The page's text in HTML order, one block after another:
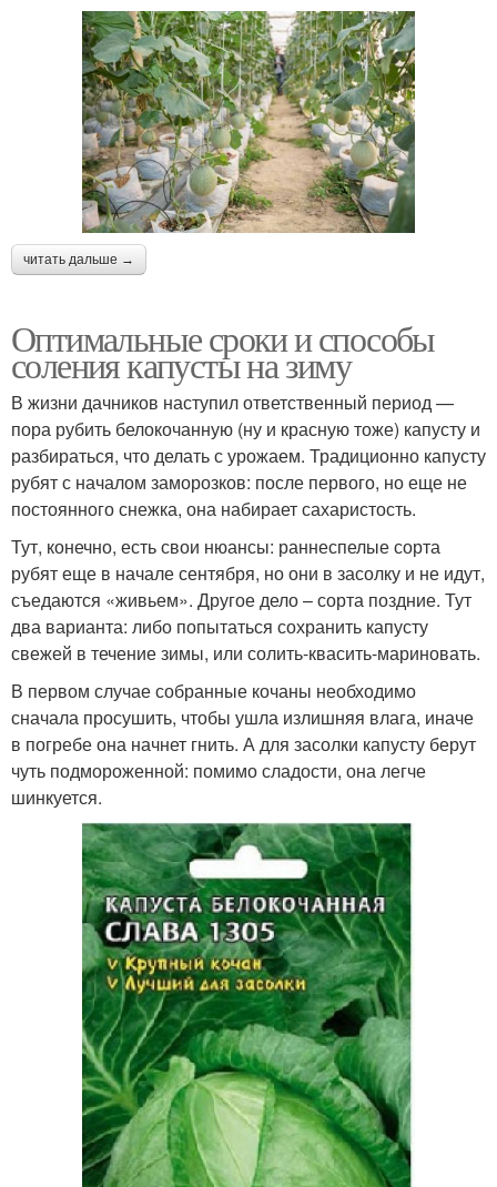
читать дальше →
Оптимальные сроки и способы
соления капусты на зиму
В жизни дачников наступил ответственный период —
пора рубить белокочанную (ну и красную тоже) капусту и
разбираться, что делать с урожаем. Традиционно капусту
рубят с началом заморозков: после первого, но еще не
постоянного снежка, она набирает сахаристость.
Тут, конечно, есть свои нюансы: раннеспелые сорта
рубят еще в начале сентября, но они в засолку и не идут,
съедаются «живьем». Другое дело – сорта поздние. Тут
два варианта: либо попытаться сохранить капусту
свежей в течение зимы, или солить-квасить-мариновать.
В первом случае собранные кочаны необходимо
сначала просушить, чтобы ушла излишняя влага, иначе
в погребе она начнет гнить. А для засолки капусту берут
чуть подмороженной: помимо сладости, она легче
шинкуется.